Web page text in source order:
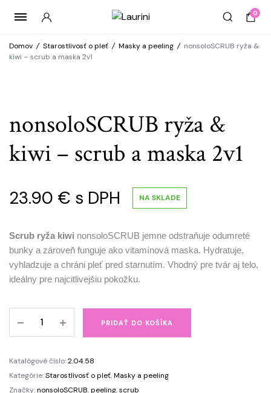
0
Domov / Starostlivosť o pleť / Masky a peeling / nonsoloSCRUB ryža &
kiwi – scrub a maska 2v1
nonsoloSCRUB ryža &
kiwi – scrub a maska 2v1
23.90 € s DPH NA SKLADE
Scrub ryža kiwi nonsoloSCRUB jemne odstraňuje odumreté
bunky a zároveň funguje ako vitamínová maska. Hydratuje,
vyhladzuje a chráni pleť pred starnutím. Vhodný pre tvár aj telo,
ideálny pre najcitlivejšiu pokožku.
ryža
kiwi
–
scrub
PRIDAŤ DO KOŠÍKA
Katalógové číslo:2.04.58
Kategórie:Starostlivosť o pleť,Masky a peeling
Značky:nonsoloSCRUB,peeling,scrub